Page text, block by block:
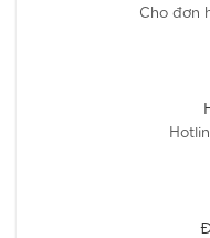
Cho đơn